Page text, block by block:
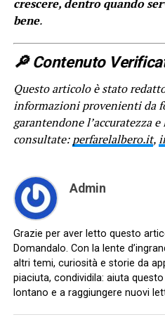
crescere, dentro quando
bene.
🔎 Contenuto
Questo articolo è stato
informazioni provenienti da
garantendone l’accuratezza
consultate:perfarelalbero.it,
Admin
Grazie per aver letto questo
Domandalo. Con la lente
altri temi, curiosità e storie da
piaciuta, condividila: aiuta
lontano e a raggiungere nuovi